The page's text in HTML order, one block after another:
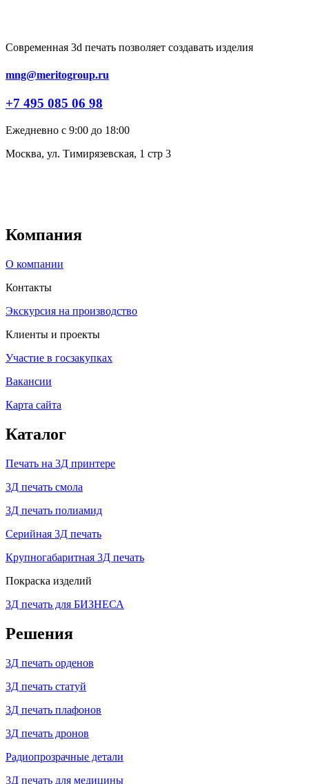
Современная 3d печать позволяет создавать изделия
mng@meritogroup.ru
+7 495 085 06 98
Ежедневно с 9:00 до 18:00
Москва, ул. Тимирязевская, 1 стр 3
Компания
О компании
Контакты
Экскурсия на производство
Клиенты и проекты
Участие в госзакупках
Вакансии
Карта сайта
Каталог
Печать на 3Д принтере
3Д печать смола
3Д печать полиамид
Серийная 3Д печать
Крупногабаритная 3Д печать
Покраска изделий
3Д печать для БИЗНЕСА
Решения
3Д печать орденов
3Д печать статуй
3Д печать плафонов
3Д печать дронов
Радиопрозрачные детали
3Д печать для медицины